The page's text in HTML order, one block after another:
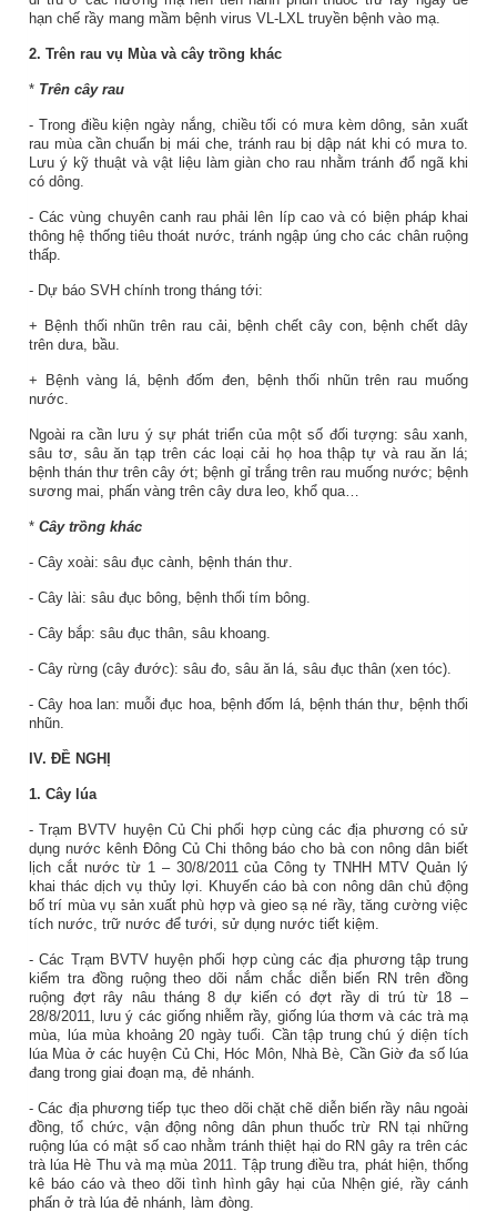
hạn chế rầy mang mầm bệnh virus VL-LXL truyền bệnh vào mạ.
2. Trên rau vụ Mùa và cây trồng khác
* Trên cây rau
- Trong điều kiện ngày nắng, chiều tối có mưa kèm dông, sản xuất
rau mùa cần chuẩn bị mái che, tránh rau bị dập nát khi có mưa to.
Lưu ý kỹ thuật và vật liệu làm giàn cho rau nhằm tránh đổ ngã khi
có dông.
- Các vùng chuyên canh rau phải lên líp cao và có biện pháp khai
thông hệ thống tiêu thoát nước, tránh ngập úng cho các chân ruộng
thấp.
- Dự báo SVH chính trong tháng tới:
+ Bệnh thối nhũn trên rau cải, bệnh chết cây con, bệnh chết dây
trên dưa, bầu.
+ Bệnh vàng lá, bệnh đốm đen, bệnh thối nhũn trên rau muống
nước.
Ngoài ra cần lưu ý sự phát triển của một số đối tượng: sâu xanh,
sâu tơ, sâu ăn tạp trên các loại cải họ hoa thập tự và rau ăn lá;
bệnh thán thư trên cây ớt; bệnh gỉ trắng trên rau muống nước; bệnh
sương mai, phấn vàng trên cây dưa leo, khổ qua…
* Cây trồng khác
- Cây xoài: sâu đục cành, bệnh thán thư.
- Cây lài: sâu đục bông, bệnh thối tím bông.
- Cây bắp: sâu đục thân, sâu khoang.
- Cây rừng (cây đước): sâu đo, sâu ăn lá, sâu đục thân (xen tóc).
- Cây hoa lan: muỗi đục hoa, bệnh đốm lá, bệnh thán thư, bệnh thối
nhũn.
IV. ĐỀ NGHỊ
1. Cây lúa
- Trạm BVTV huyện Củ Chi phối hợp cùng các địa phương có sử
dụng nước kênh Đông Củ Chi thông báo cho bà con nông dân biết
lịch cắt nước từ 1 – 30/8/2011 của Công ty TNHH MTV Quản lý
khai thác dịch vụ thủy lợi. Khuyến cáo bà con nông dân chủ động
bố trí mùa vụ sản xuất phù hợp và gieo sạ né rầy, tăng cường việc
tích nước, trữ nước để tưới, sử dụng nước tiết kiệm.
- Các Trạm BVTV huyện phối hợp cùng các địa phương tập trung
kiểm tra đồng ruộng theo dõi nắm chắc diễn biến RN trên đồng
ruộng đợt rây nâu tháng 8 dự kiến có đợt rầy di trú từ 18 –
28/8/2011, lưu ý các giống nhiễm rầy, giống lúa thơm và các trà mạ
mùa, lúa mùa khoảng 20 ngày tuổi. Cần tập trung chú ý diện tích
lúa Mùa ở các huyện Củ Chi, Hóc Môn, Nhà Bè, Cần Giờ đa số lúa
đang trong giai đoạn mạ, đẻ nhánh.
- Các địa phương tiếp tục theo dõi chặt chẽ diễn biến rầy nâu ngoài
đồng, tổ chức, vận động nông dân phun thuốc trừ RN tại những
ruộng lúa có mật số cao nhằm tránh thiệt hại do RN gây ra trên các
trà lúa Hè Thu và mạ mùa 2011. Tập trung điều tra, phát hiện, thống
kê báo cáo và theo dõi tình hình gây hại của Nhện gié, rầy cánh
phấn ở trà lúa đẻ nhánh, làm đòng.